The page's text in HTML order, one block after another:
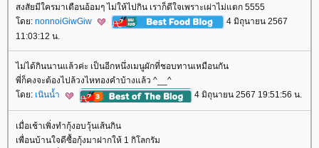
สงสัยมีใครมาเตือนอ้อมๆ ไม่ให้ไปกิน เราก็ดีใจเพราะเผ่าไม่แตก 5555
ดย: nonnoiGiwGiw
4 มิถุนายน 2567
11:03:12 น.
ไม่ได้กินนานแล้วค่ะ เป็นอีกหนึ่งเมนูผักที่ชอบทานเหมือนกัน
พี่ก็คงจะต้องไปล้วงไหทองคำบ้างแล้ว ^__^
ดย: เนินน้ำ 4 มิถุนายน 2567 19:51:56 น.
เมื่อเช้าเพิ่งทำกุ้งอบวุ้นเส้นกิน
เพื่อนบ้านใจดีซื้อกุ้งมาฝากให้ 1 กิโลกรัม